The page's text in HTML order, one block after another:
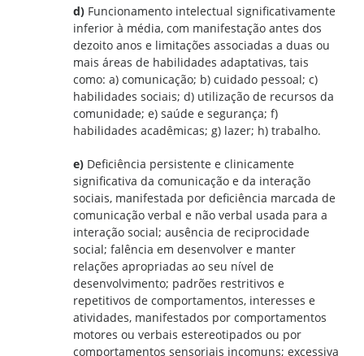
d) Funcionamento intelectual significativamente
inferior à média, com manifestação antes dos
dezoito anos e limitações associadas a duas ou
mais áreas de habilidades adaptativas, tais
como: a) comunicação; b) cuidado pessoal; c)
habilidades sociais; d) utilização de recursos da
comunidade; e) saúde e segurança; f)
habilidades acadêmicas; g) lazer; h) trabalho.
e) Deficiência persistente e clinicamente
significativa da comunicação e da interação
sociais, manifestada por deficiência marcada de
comunicação verbal e não verbal usada para a
interação social; ausência de reciprocidade
social; falência em desenvolver e manter
relações apropriadas ao seu nível de
desenvolvimento; padrões restritivos e
repetitivos de comportamentos, interesses e
atividades, manifestados por comportamentos
motores ou verbais estereotipados ou por
comportamentos sensoriais incomuns; excessiva